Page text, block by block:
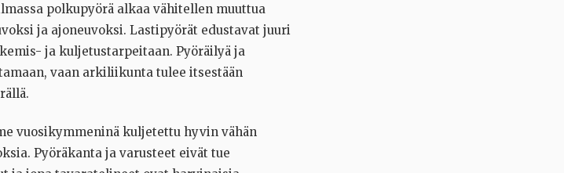
polkupyörä alkaa vähitellen muuttua
ja ajoneuvoksi. Lastipyörät edustavat juuri
ja kuljetustarpeitaan. Pyöräilyä ja
vaan arkiliikunta tulee itsestään
vuosikymmeninä kuljetettu hyvin vähän
Pyöräkanta ja varusteet eivät tue